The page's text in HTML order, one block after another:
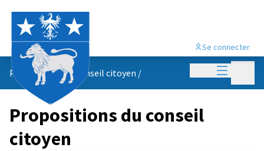
Menu
Se connecter
Propositions du conseil citoyen /
Propositions du conseil
citoyen